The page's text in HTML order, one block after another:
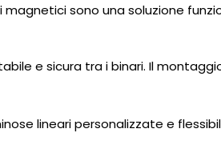
sono una soluzione
e sicura tra i binari. Il
lineari personalizzate e